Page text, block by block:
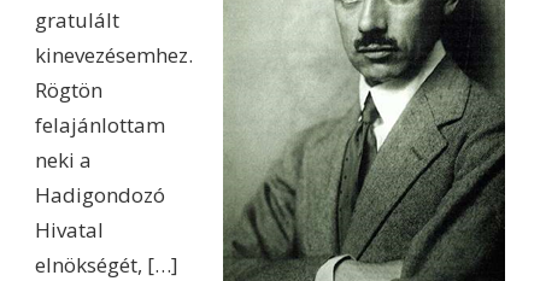
gratulált
kinevezésemhez.
Rögtön
felajánlottam
neki a
Hadigondozó
Hivatal
elnökségét, […]